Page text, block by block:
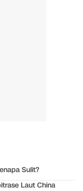
Sulit?
Laut China